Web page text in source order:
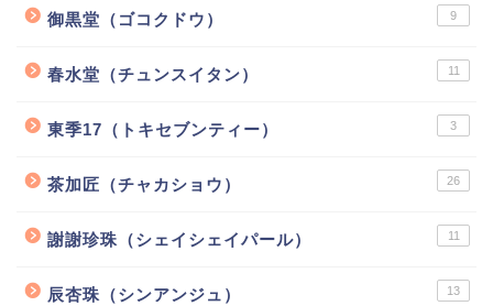
御黒堂（ゴコクドウ） 9
春水堂（チュンスイタン） 11
東季17（トキセブンティー） 3
茶加匠（チャカショウ） 26
謝謝珍珠（シェイシェイパール） 11
辰杏珠（シンアンジュ） 13